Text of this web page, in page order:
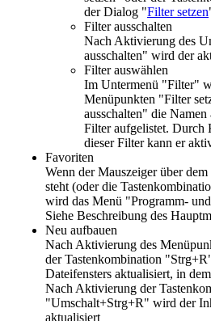
der Dialog "Filter setzen
Filter ausschalten
Nach Aktivierung des
ausschalten" wird der
Filter auswählen
Im Untermenü "Filter"
Menüpunkten "Filter
ausschalten" die
Filter aufgelistet. Durch
dieser Filter kann er
Favoriten
Wenn der Mauszeiger über
steht (oder die
wird das Menü "Programm-
Siehe Beschreibung des
Neu aufbauen
Nach Aktivierung des
der Tastenkombination
Dateifensters aktualisiert, in
Nach Aktivierung der
"Umschalt+Strg+R" wird der
aktualisiert